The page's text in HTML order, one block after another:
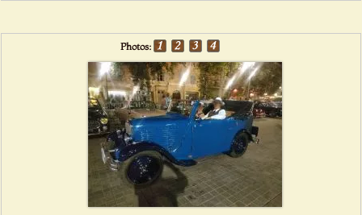
Photos: